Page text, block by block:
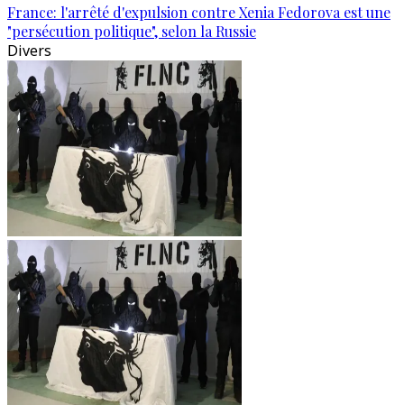
France: l'arrêté d'expulsion contre Xenia Fedorova est une
"persécution politique", selon la Russie
Divers